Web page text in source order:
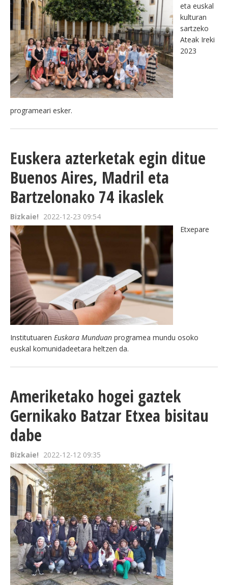
eta euskal
kulturan
sartzeko
Ateak Ireki
2023
programeari esker.
Euskera azterketak egin ditue
Buenos Aires, Madril eta
Bartzelonako 74 ikaslek
Bizkaie! 2022-12-23 09:54
Etxepare
Institutuaren Euskara Munduan programea mundu osoko
euskal komunidadeetara heltzen da.
Ameriketako hogei gaztek
Gernikako Batzar Etxea bisitau
dabe
Bizkaie! 2022-12-12 09:35